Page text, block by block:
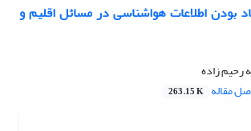
بودن اطلاعات هواشناسی در مسائل اقلیم و
رحیم زاده
مقاله 263.15 K